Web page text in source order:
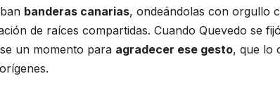
banderas canarias, ondeándolas con orgullo
de raíces compartidas. Cuando Quevedo se
un momento para agradecer ese gesto, que lo